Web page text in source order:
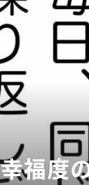
幸福度